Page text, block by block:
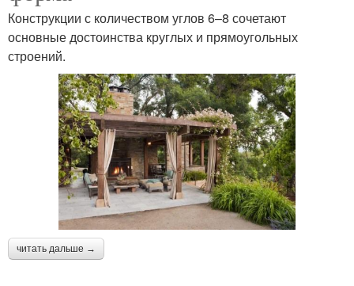
Конструкции с количеством углов 6–8 сочетают
основные достоинства круглых и прямоугольных
строений.
читать дальше →